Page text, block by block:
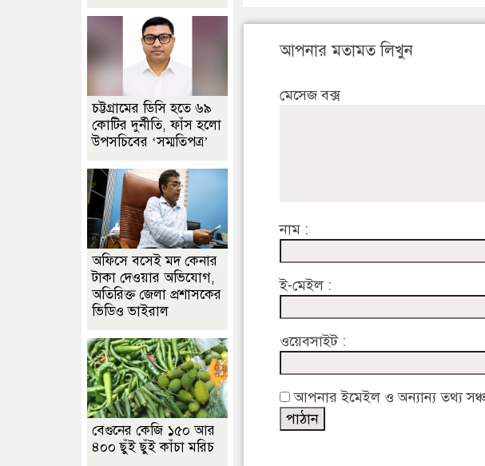
আপনার মতামত লিখুন
মেসেজ বক্স
নাম :
ই-মেইল :
ওয়েবসাইট :
আপনার ইমেইল ও অন্যান্য তথ্য
চট্টগ্রামের ডিসি হতে ৬৯
কোটির দুর্নীতি, ফাঁস হলো
উপসচিবের ‘সম্মতিপত্র’
অফিসে বসেই মদ কেনার
টাকা দেওয়ার অভিযোগ,
অতিরিক্ত জেলা প্রশাসকের
ভিডিও ভাইরাল
বেগুনের কেজি ১৫০ আর
৪০০ ছুঁই ছুঁই কাঁচা মরিচ